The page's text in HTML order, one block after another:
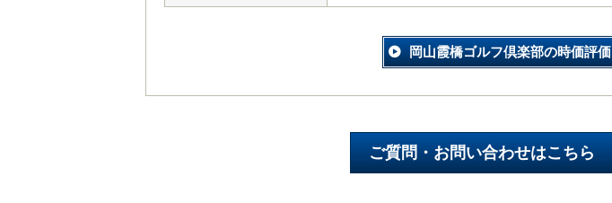
岡山霞橋ゴルフ倶楽部の時価評価